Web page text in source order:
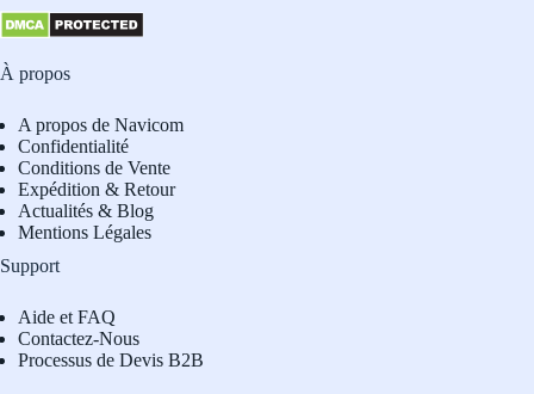
À propos
A propos de Navicom
Confidentialité
Conditions de Vente
Expédition & Retour
Actualités & Blog
Mentions Légales
Support
Aide et FAQ
Contactez-Nous
Processus de Devis B2B